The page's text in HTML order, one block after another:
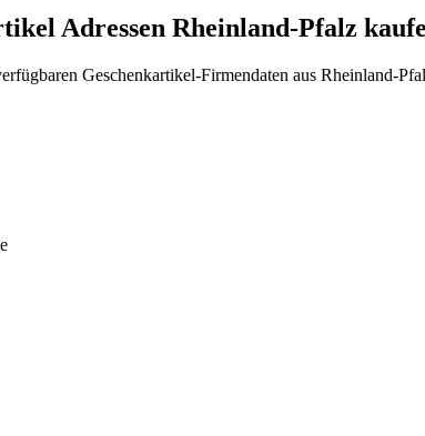
Adressen Rheinland-Pfalz
Geschenkartikel-Firmendaten aus Rheinland-